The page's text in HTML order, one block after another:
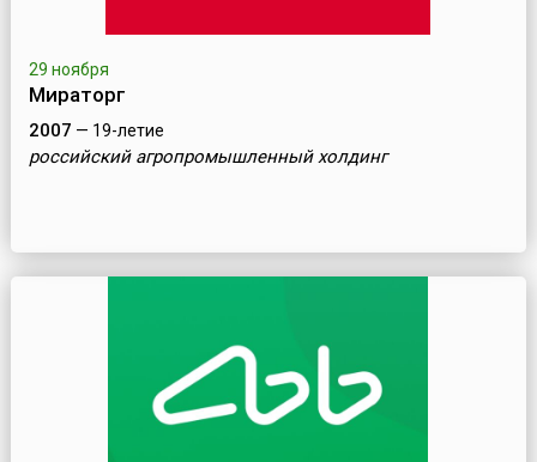
29 ноября
Мираторг
2007 — 19-летие
российский агропромышленный холдинг